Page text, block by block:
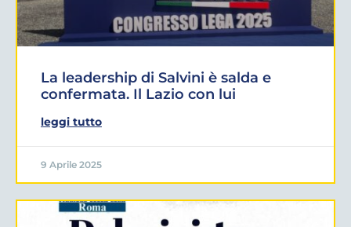
La leadership di Salvini è salda e
confermata. Il Lazio con lui
leggi tutto
9 Aprile 2025